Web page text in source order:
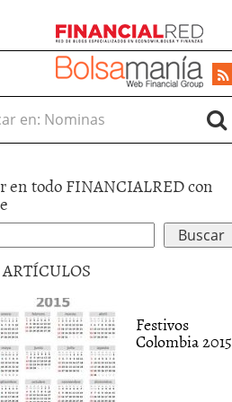
en:
en todo FINANCIALRED con
ARTÍCULOS
Festivos
Colombia 2015